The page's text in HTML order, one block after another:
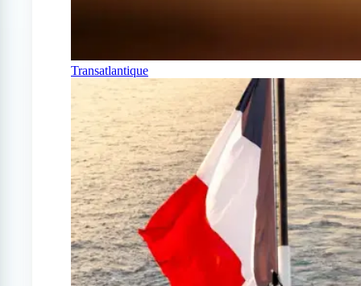
Transatlantique